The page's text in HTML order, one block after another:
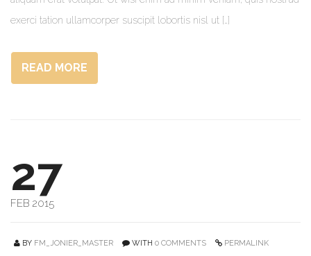
exerci tation ullamcorper suscipit lobortis nisl ut […]
READ MORE
27
FEB 2015
BY FM_JONIER_MASTER WITH 0 COMMENTS PERMALINK